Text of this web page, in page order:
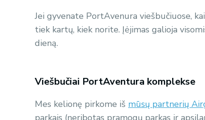
Jei gyvenate PortAvenura viešbučiuose,
tiek kartų, kiek norite. Įėjimas galioja
dieną.
Viešbučiai PortAventura komplekse
Mes kelionę pirkome iš mūsų partnerių
parkais (neribotas pramogų parkas ir